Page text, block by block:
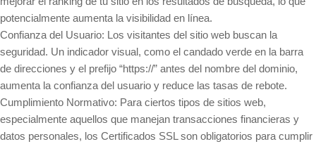
potencialmente aumenta la visibilidad en línea.
Confianza del Usuario: Los visitantes del sitio web buscan la
seguridad. Un indicador visual, como el candado verde en la barra
de direcciones y el prefijo “https://” antes del nombre del dominio,
aumenta la confianza del usuario y reduce las tasas de rebote.
Cumplimiento Normativo: Para ciertos tipos de sitios web,
especialmente aquellos que manejan transacciones financieras y
datos personales, los Certificados SSL son obligatorios para cumplir